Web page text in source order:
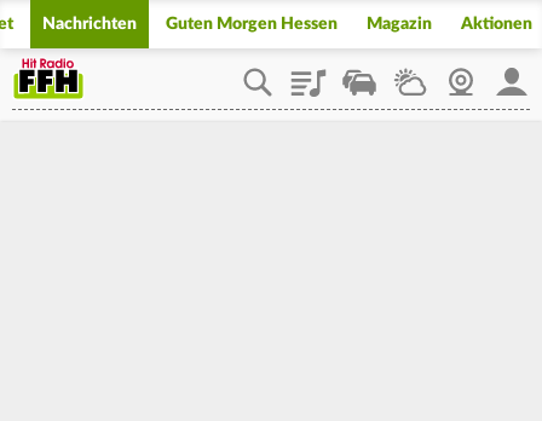
Nachrichten Guten Morgen Hessen Magazin Aktionen
PlaylistStaupilotWetterWebcam